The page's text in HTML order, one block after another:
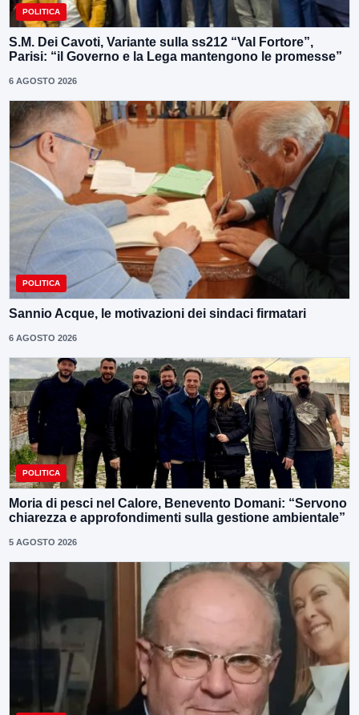
POLITICA
S.M. Dei Cavoti, Variante sulla ss212 “Val Fortore”,
Parisi: “il Governo e la Lega mantengono le promesse”
6 AGOSTO 2026
POLITICA
Sannio Acque, le motivazioni dei sindaci firmatari
6 AGOSTO 2026
POLITICA
Moria di pesci nel Calore, Benevento Domani: “Servono
chiarezza e approfondimenti sulla gestione ambientale”
5 AGOSTO 2026